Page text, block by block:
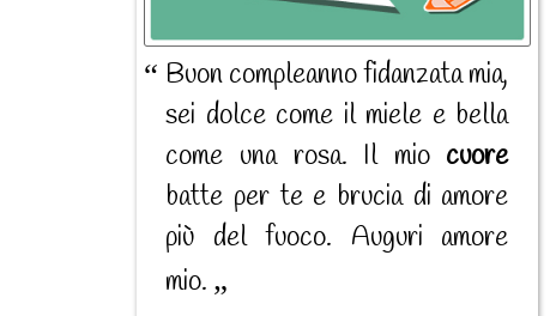
Buon compleanno fidanzata mia,
sei dolce come il miele e bella
come una rosa. Il mio cuore
batte per te e brucia di amore
più del fuoco. Auguri amore
mio.